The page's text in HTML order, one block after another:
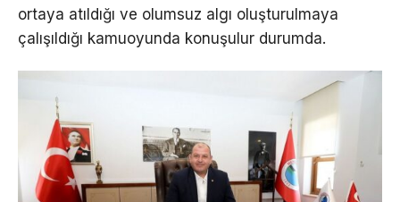
ortaya atıldığı ve olumsuz algı oluşturulmaya
çalışıldığı kamuoyunda konuşulur durumda.